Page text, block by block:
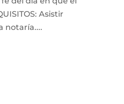
Asistir
notaría....